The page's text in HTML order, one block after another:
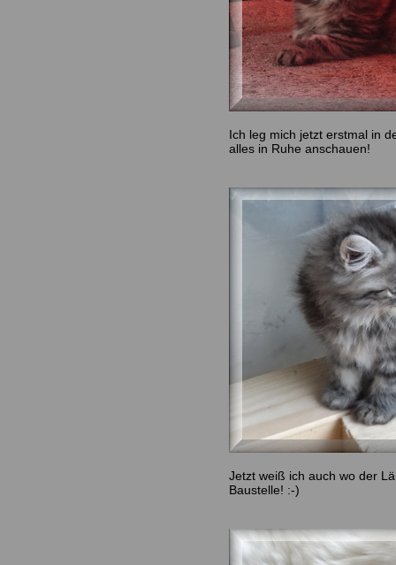
Ich leg mich jetzt erstmal in
alles in Ruhe anschauen!
Jetzt weiß ich auch wo der
Baustelle! :-)